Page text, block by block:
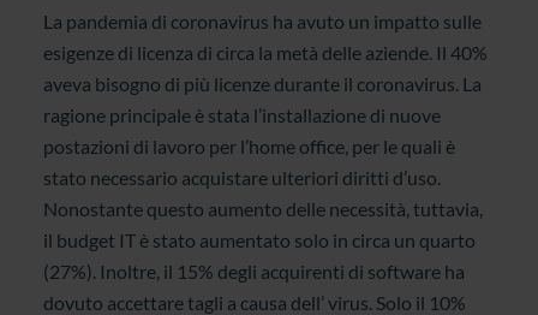
La pandemia di coronavirus ha avuto un impatto sulle
esigenze di licenza di circa la metà delle aziende. Il 40%
aveva bisogno di più licenze durante il coronavirus. La
ragione principale è stata l’installazione di nuove
postazioni di lavoro per l’home office, per le quali è
stato necessario acquistare ulteriori diritti d’uso.
Nonostante questo aumento delle necessità, tuttavia,
il budget IT è stato aumentato solo in circa un quarto
(27%). Inoltre, il 15% degli acquirenti di software ha
dovuto accettare tagli a causa dell’ virus. Solo il 10%